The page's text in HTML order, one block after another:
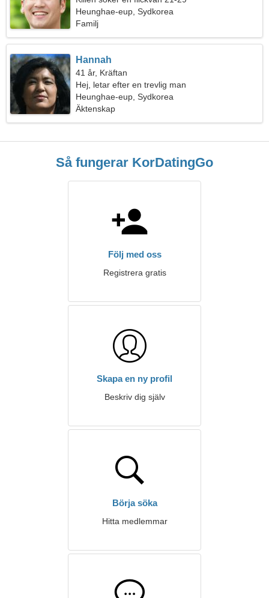
Heunghae-eup, Sydkorea
Familj
Hannah
41 år, Kräftan
Hej, letar efter en trevlig man
Heunghae-eup, Sydkorea
Äktenskap
Så fungerar KorDatingGo
Följ med oss
Registrera gratis
Skapa en ny profil
Beskriv dig själv
Börja söka
Hitta medlemmar